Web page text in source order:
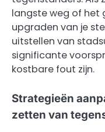
langste weg of het
upgraden van je
uitstellen van
significante
kostbare fout zijn.
Strategieën
zetten van